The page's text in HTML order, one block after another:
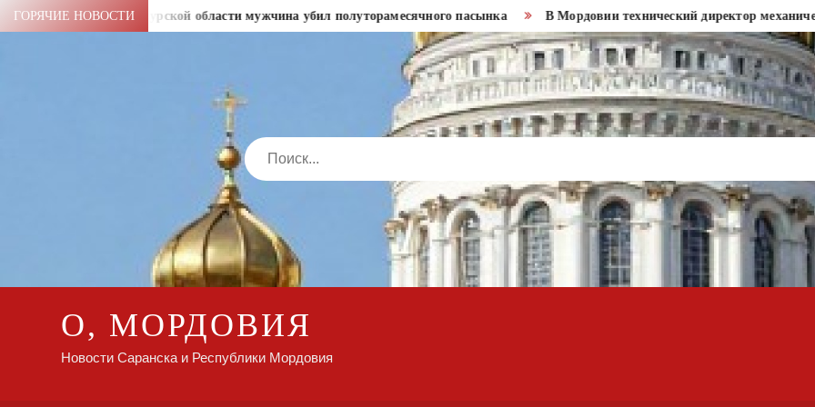
Перейти
к
ГОРЯЧИЕ НОВОСТИ
рублей В Амурской области мужчина убил полуторамесячного пасынка В Мордовии технический директор
Search
О, МОРДОВИЯ
Новости Саранска и Республики Мордовия